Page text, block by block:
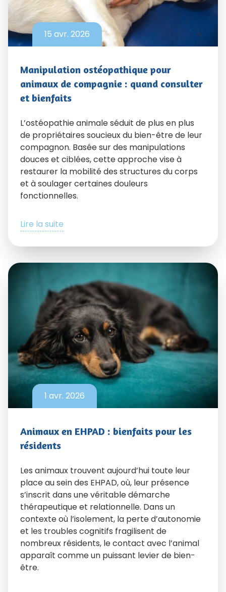
15 avr. 2026
Manipulation ostéopathique pour
animaux de compagnie : quand consulter
et bienfaits
L’ostéopathie animale séduit de plus en plus
de propriétaires soucieux du bien-être de leur
compagnon. Basée sur des manipulations
douces et ciblées, cette approche vise à
restaurer la mobilité des structures du corps
et à soulager certaines douleurs
fonctionnelles.
Lire la suite
1 avr. 2026
Animaux en EHPAD : bienfaits pour les
résidents
Les animaux trouvent aujourd’hui toute leur
place au sein des EHPAD, où, leur présence
s’inscrit dans une véritable démarche
thérapeutique et relationnelle. Dans un
contexte où l’isolement, la perte d’autonomie
et les troubles cognitifs fragilisent de
nombreux résidents, le contact avec l’animal
apparaît comme un puissant levier de bien-
être.